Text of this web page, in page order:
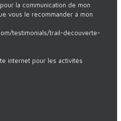
la communication de mon
vous le recommander à mon
testimonials/trail-decouverte-
internet pour les activités